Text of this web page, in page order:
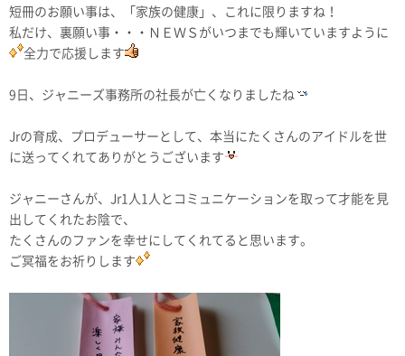
短冊のお願い事は、「家族の健康」、これに限りますね！
私だけ、裏願い事・・・ＮＥＷＳがいつまでも輝いていますように
全力で応援します
9日、ジャニーズ事務所の社長が亡くなりましたね
Jrの育成、プロデューサーとして、本当にたくさんのアイドルを世
に送ってくれてありがとうございます
ジャニーさんが、Jr1人1人とコミュニケーションを取って才能を見
出してくれたお陰で、
たくさんのファンを幸せにしてくれてると思います。
ご冥福をお祈りします